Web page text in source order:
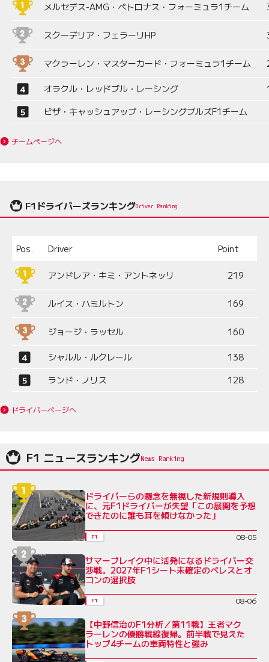
メルセデス-AMG・ペトロナス・フォーミュラ1チーム
スクーデリア・フェラーリHP
マクラーレン・マスターカード・フォーミュラ1チーム
オラクル・レッドブル・レーシング
ビザ・キャッシュアップ・レーシングブルズF1チーム
チームページへ
F1ドライバーズランキングDriver Ranking
Pos. Driver Point
アンドレア・キミ・アントネッリ 219
ルイス・ハミルトン 169
ジョージ・ラッセル 160
シャルル・ルクレール
138
ランド・ノリス
128
ドライバーページへ
F1 ニュースランキング
ドライバーらの懸念を無視した新規則導入
に、元F1ドライバーが失望「この展開を予想
できたのに誰も耳を傾けなかった」
F1 08-05
サマーブレイク中に活発になるドライバー交
渉戦。2027年F1シート未確定のペレスとオ
コンの選択肢
F1 08-06
【中野信治のF1分析／第11戦】王者マク
ラーレンの優勝戦線復帰。前半戦で見えた
トップ4チームの車両特性と強み